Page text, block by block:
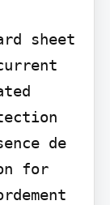
sheet
de
for